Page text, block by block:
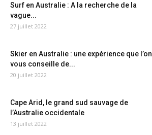
Surf en Australie : A la recherche de la
vague...
27 juillet 2022
Skier en Australie : une expérience que l’on
vous conseille de...
20 juillet 2022
Cape Arid, le grand sud sauvage de
l’Australie occidentale
13 juillet 2022